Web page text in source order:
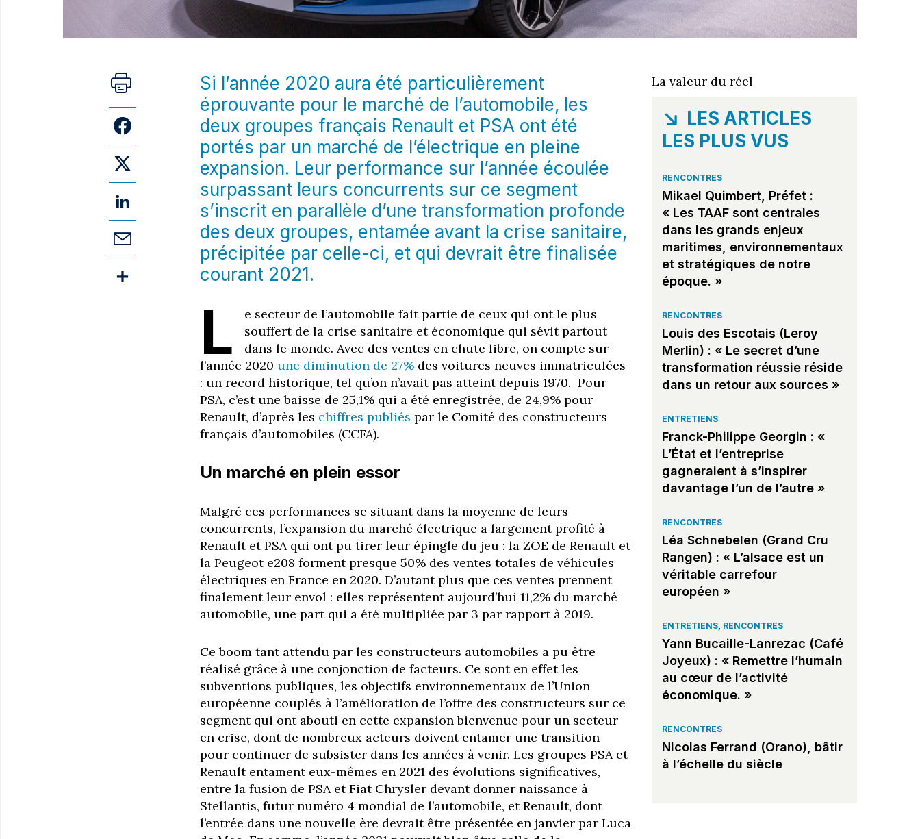
Si l’année 2020 aura été particulièrement
éprouvante pour le marché de l’automobile, les
deux groupes français Renault et PSA ont été
portés par un marché de l’électrique en pleine
expansion. Leur performance sur l’année écoulée
surpassant leurs concurrents sur ce segment
s’inscrit en parallèle d’une transformation profonde
des deux groupes, entamée avant la crise sanitaire,
précipitée par celle-ci, et qui devrait être finalisée
courant 2021.
L
e secteur de l’automobile fait partie de ceux qui ont le plus
souffert de la crise sanitaire et économique qui sévit partout
dans le monde. Avec des ventes en chute libre, on compte sur
l’année 2020 une diminution de 27% des voitures neuves immatriculées
: un record historique, tel qu’on n’avait pas atteint depuis 1970. Pour
PSA, c’est une baisse de 25,1% qui a été enregistrée, de 24,9% pour
Renault, d’après les chiffres publiés par le Comité des constructeurs
français d’automobiles (CCFA).
Un marché en plein essor
Malgré ces performances se situant dans la moyenne de leurs
concurrents, l’expansion du marché électrique a largement profité à
Renault et PSA qui ont pu tirer leur épingle du jeu : la ZOE de Renault et
la Peugeot e208 forment presque 50% des ventes totales de véhicules
électriques en France en 2020. D’autant plus que ces ventes prennent
finalement leur envol : elles représentent aujourd’hui 11,2% du marché
automobile, une part qui a été multipliée par 3 par rapport à 2019.
Ce boom tant attendu par les constructeurs automobiles a pu être
réalisé grâce à une conjonction de facteurs. Ce sont en effet les
subventions publiques, les objectifs environnementaux de l’Union
européenne couplés à l’amélioration de l’offre des constructeurs sur ce
segment qui ont abouti en cette expansion bienvenue pour un secteur
en crise, dont de nombreux acteurs doivent entamer une transition
pour continuer de subsister dans les années à venir. Les groupes PSA et
Renault entament eux-mêmes en 2021 des évolutions significatives,
entre la fusion de PSA et Fiat Chrysler devant donner naissance à
Stellantis, futur numéro 4 mondial de l’automobile, et Renault, dont
l’entrée dans une nouvelle ère devrait être présentée en janvier par Luca
La valeur du réel
LES ARTICLES
LES PLUS VUS
RENCONTRES
Mikael Quimbert, Préfet :
« Les TAAF sont centrales
dans les grands enjeux
maritimes, environnementaux
et stratégiques de notre
époque. »
RENCONTRES
Louis des Escotais (Leroy
Merlin) : « Le secret d’une
transformation réussie réside
dans un retour aux sources »
ENTRETIENS
Franck-Philippe Georgin : «
L’État et l’entreprise
gagneraient à s’inspirer
davantage l’un de l’autre »
RENCONTRES
Léa Schnebelen (Grand Cru
Rangen) : « L’alsace est un
véritable carrefour
européen »
ENTRETIENS, RENCONTRES
Yann Bucaille-Lanrezac (Café
Joyeux) : « Remettre l’humain
au cœur de l’activité
économique. »
RENCONTRES
Nicolas Ferrand (Orano), bâtir
à l’échelle du siècle